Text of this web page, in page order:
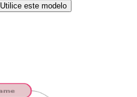
Utilice este modelo